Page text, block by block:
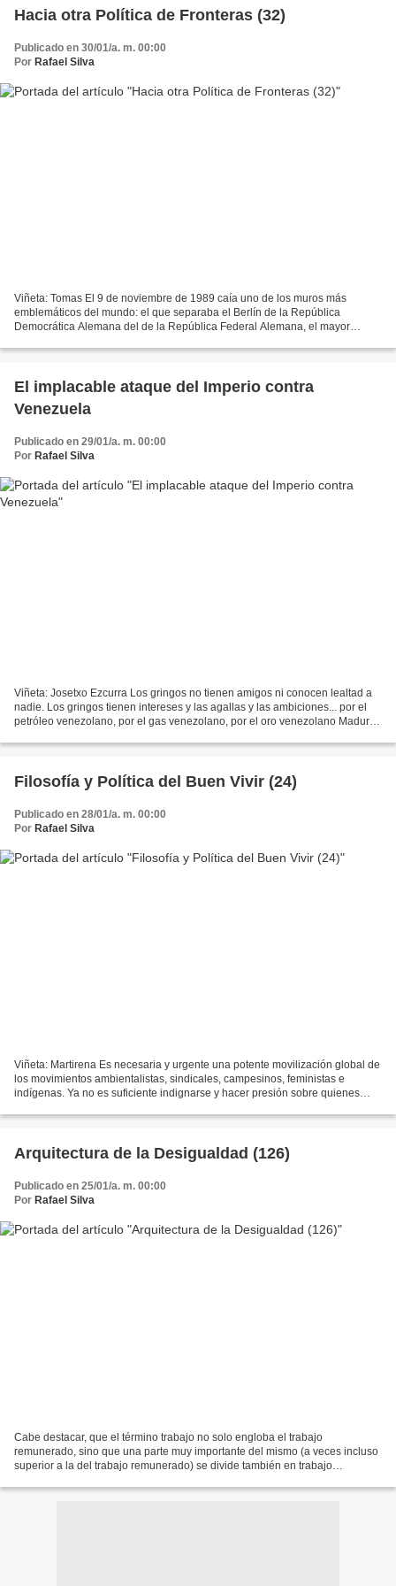
Hacia otra Política de Fronteras (32)
Publicado en 30/01/a. m. 00:00
Por Rafael Silva
Viñeta: Tomas El 9 de noviembre de 1989 caía uno de los muros más
emblemáticos del mundo: el que separaba el Berlín de la República
Democrática Alemana del de la República Federal Alemana, el mayor
El implacable ataque del Imperio contra
Venezuela
Publicado en 29/01/a. m. 00:00
Por Rafael Silva
Viñeta: Josetxo Ezcurra Los gringos no tienen amigos ni conocen lealtad a
nadie. Los gringos tienen intereses y las agallas y las ambiciones... por el
petróleo venezolano, por el gas venezolano, por el oro venezolano Maduro
Filosofía y Política del Buen Vivir (24)
Publicado en 28/01/a. m. 00:00
Por Rafael Silva
Viñeta: Martirena Es necesaria y urgente una potente movilización global de
los movimientos ambientalistas, sindicales, campesinos, feministas e
indígenas. Ya no es suficiente indignarse y hacer presión sobre quienes
Arquitectura de la Desigualdad (126)
Publicado en 25/01/a. m. 00:00
Por Rafael Silva
Cabe destacar, que el término trabajo no solo engloba el trabajo
remunerado, sino que una parte muy importante del mismo (a veces incluso
superior a la del trabajo remunerado) se divide también en trabajo